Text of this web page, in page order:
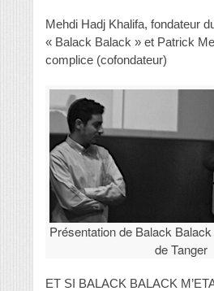
Mehdi Hadj Khalifa, fondateur
« Balack Balack » et Patrick
complice (cofondateur)
Présentation de Balack
de Tanger
ET SI BALACK BALACK